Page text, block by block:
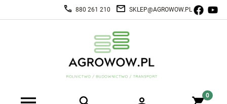
880 261 210 SKLEP@AGROWOW.PL